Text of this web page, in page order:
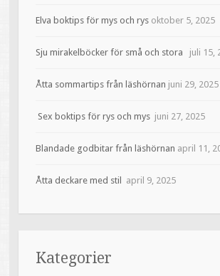
Elva boktips för mys och rys oktober 5, 2025
Sju mirakelböcker för små och stora juli 15,
Åtta sommartips från läshörnan juni 29, 2025
Sex boktips för rys och mys juni 27, 2025
Blandade godbitar från läshörnan april 11,
Åtta deckare med stil april 9, 2025
Kategorier